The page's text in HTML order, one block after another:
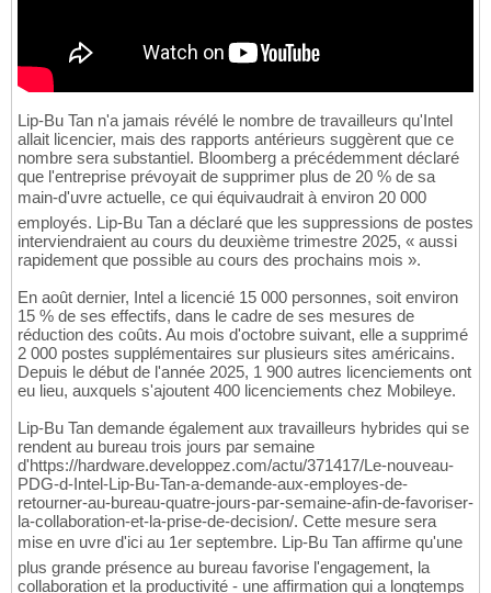
Lip-Bu Tan n'a jamais révélé le nombre de travailleurs qu'Intel
allait licencier, mais des rapports antérieurs suggèrent que ce
nombre sera substantiel. Bloomberg a précédemment déclaré
que l'entreprise prévoyait de supprimer plus de 20 % de sa
main-d'uvre actuelle, ce qui équivaudrait à environ 20 000
employés. Lip-Bu Tan a déclaré que les suppressions de postes
interviendraient au cours du deuxième trimestre 2025, « aussi
rapidement que possible au cours des prochains mois ».
En août dernier, Intel a licencié 15 000 personnes, soit environ
15 % de ses effectifs, dans le cadre de ses mesures de
réduction des coûts. Au mois d'octobre suivant, elle a supprimé
2 000 postes supplémentaires sur plusieurs sites américains.
Depuis le début de l'année 2025, 1 900 autres licenciements ont
eu lieu, auxquels s'ajoutent 400 licenciements chez Mobileye.
Lip-Bu Tan demande également aux travailleurs hybrides qui se
rendent au bureau trois jours par semaine
d'https://hardware.developpez.com/actu/371417/Le-nouveau-
PDG-d-Intel-Lip-Bu-Tan-a-demande-aux-employes-de-
retourner-au-bureau-quatre-jours-par-semaine-afin-de-favoriser-
la-collaboration-et-la-prise-de-decision/. Cette mesure sera
mise en uvre d'ici au 1er septembre. Lip-Bu Tan affirme qu'une
plus grande présence au bureau favorise l'engagement, la
collaboration et la productivité - une affirmation qui a longtemps